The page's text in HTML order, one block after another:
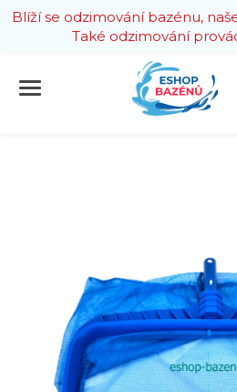
Blíží se odzimování bazénu,
Také odzimování